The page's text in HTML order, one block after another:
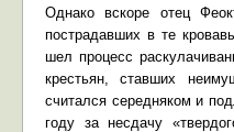
Однако вскоре отец
пострадавших в те
шел процесс
крестьян, ставших
считался середняком и
году за несдачу